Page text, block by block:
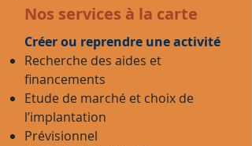
Nos services à la carte
Créer ou reprendre une activité
Recherche des aides et
financements
Etude de marché et choix de
l’implantation
Prévisionnel